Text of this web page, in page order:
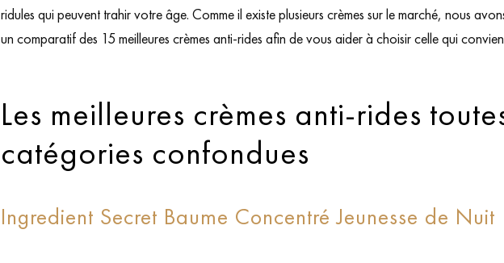
ridules qui peuvent trahir votre âge. Comme il existe plusieurs crèmes sur le marché, nous
un comparatif des 15 meilleures crèmes anti-rides afin de vous aider à choisir celle qui
Les meilleures crèmes anti-rides
catégories confondues
Ingredient Secret Baume Concentré Jeunesse de Nuit